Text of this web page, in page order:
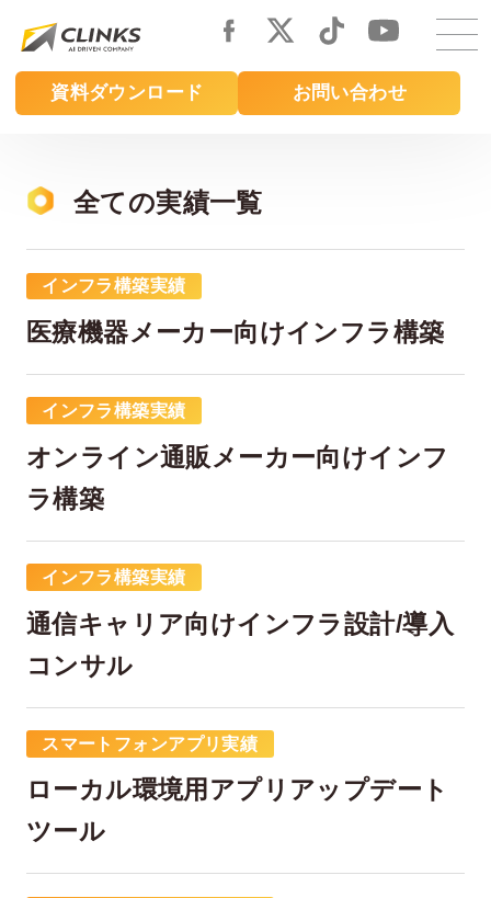
main
content
資料ダウンロード お問い合わせ
在宅率
66%
2026年7月時点
社員数
1,290
2026年6月時点
全ての実績一覧
インフラ構築実績
医療機器メーカー向けインフラ構築
インフラ構築実績
オンライン通販メーカー向けインフ
ラ構築
インフラ構築実績
通信キャリア向けインフラ設計/導入
コンサル
スマートフォンアプリ実績
ローカル環境用アプリアップデート
ツール